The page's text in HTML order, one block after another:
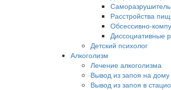
Расстройства
Обсессивно-
Диссоциативные
Детский психолог
Алкоголизм
Лечение алкоголизма
Вывод из запоя на дому
Вывод из запоя в